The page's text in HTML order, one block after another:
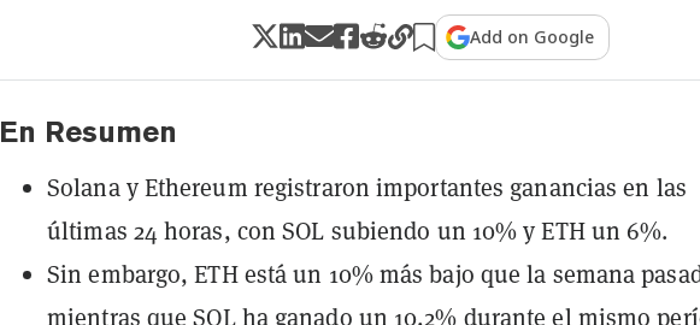
Add on Google
En Resumen
Solana y Ethereum registraron importantes ganancias en las
últimas 24 horas, con SOL subiendo un 10% y ETH un 6%.
Sin embargo, ETH está un 10% más bajo que la semana
mientras que SOL ha ganado un 10,2% durante el mismo